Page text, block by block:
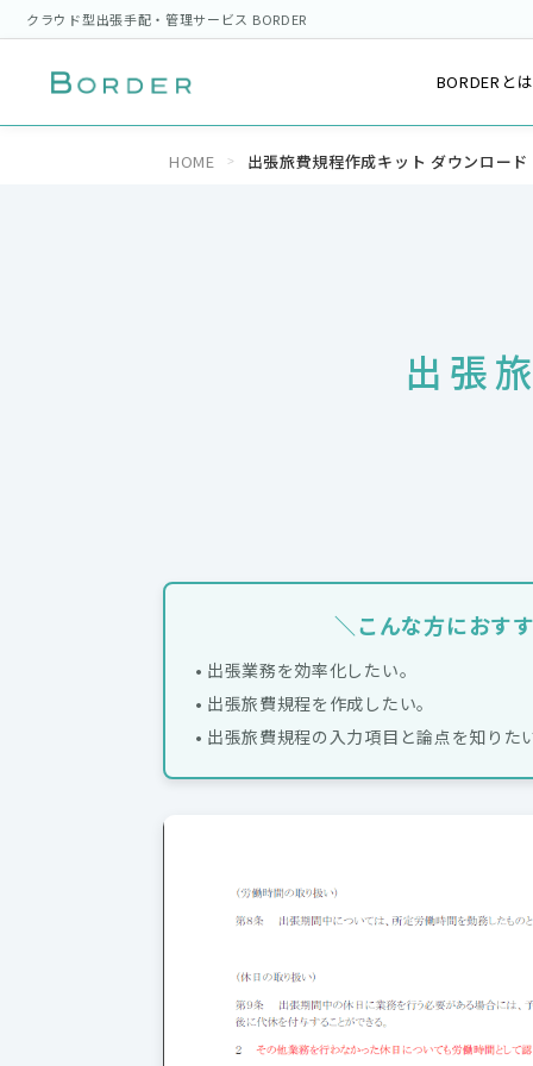
クラウド型出張手配・管理サービス BORDER
BORDERとは
HOME 出張旅費規程作成キット ダウンロード
出張
＼こんな方におす
• 出張業務を効率化したい。
• 出張旅費規程を作成したい。
• 出張旅費規程の入力項目と論点を知りた